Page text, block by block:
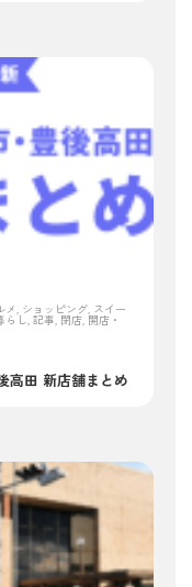
メ, ショッピング, スイー
し, 記事, 閉店, 開店・
田 新店舗まとめ